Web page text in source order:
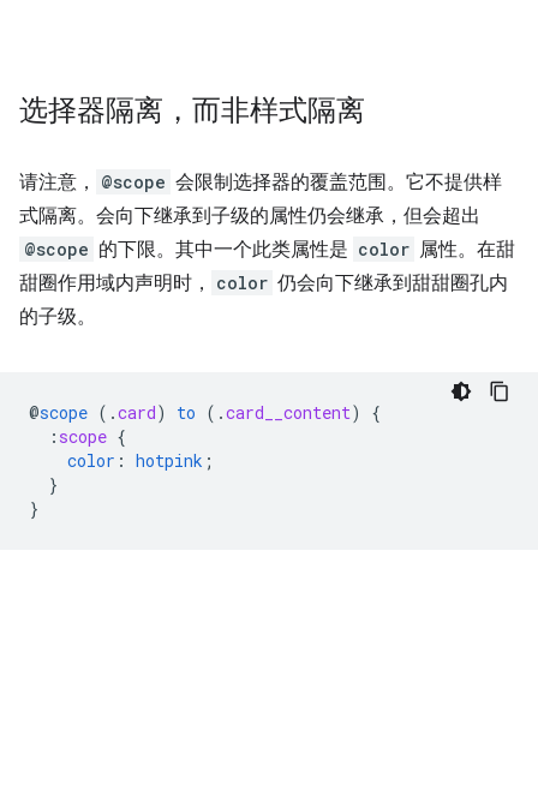
选择器隔离，而非样式隔离
请注意， @scope 会限制选择器的覆盖范围。它不提供样
式隔离。会向下继承到子级的属性仍会继承，但会超出
@scope 的下限。其中一个此类属性是 color 属性。在甜
甜圈作用域内声明时，
color 仍会向下继承到甜甜圈孔内
的子级。
@scope ( .card) to ( .card__content)
{
: scope {
color : hotpink ;
}
}